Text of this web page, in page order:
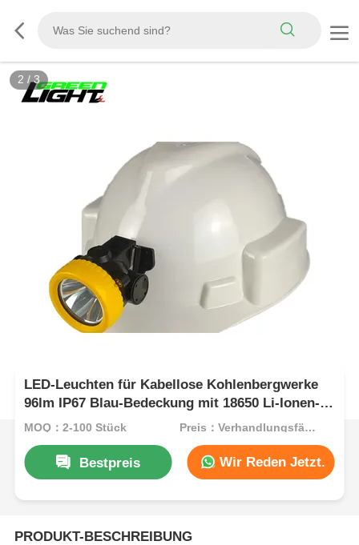
2 /3
LED-Leuchten für Kabellose Kohlenbergwerke
96lm IP67 Blau-Bedeckung mit 18650 Li-Ionen-
Batterie
MOQ：2-100 Stück Preis：Verhandlungsfähig
Bestpreis Wir Reden Jetzt.
PRODUKT-BESCHREIBUNG